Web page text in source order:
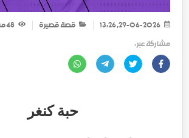
قصة قصيرة
مشاركة عبر :
حبة كنغر